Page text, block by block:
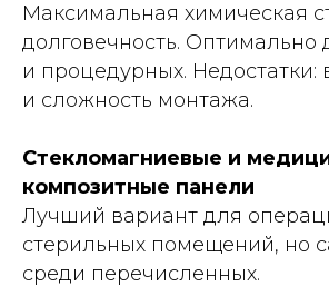
Максимальная химическая
долговечность. Оптимально
и процедурных. Недостатки:
и сложность монтажа.
Стекломагниевые и
композитные панели
Лучший вариант для
стерильных помещений, но
среди перечисленных.